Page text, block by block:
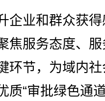
业和群众获得
焦服务态度、
环节，为域内
质“审批绿色通